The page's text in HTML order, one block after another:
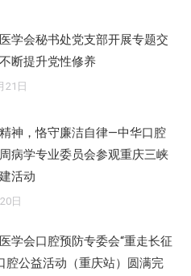
学会秘书处党支部开展专题交
断提升党性修养
21日
神，恪守廉洁自律—中华口腔
病学专业委员会参观重庆三峡
活动
日
学会口腔预防专委会“重走长征
腔公益活动（重庆站）圆满完